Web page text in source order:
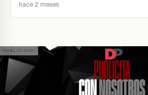
hace 2 meses